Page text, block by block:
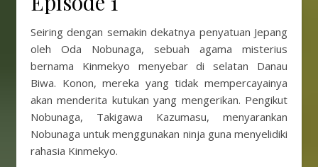
Seiring dengan semakin dekatnya penyatuan Jepang
oleh Oda Nobunaga, sebuah agama misterius
bernama Kinmekyo menyebar di selatan Danau
Biwa. Konon, mereka yang tidak mempercayainya
akan menderita kutukan yang mengerikan. Pengikut
Nobunaga, Takigawa Kazumasu, menyarankan
Nobunaga untuk menggunakan ninja guna menyelidiki
rahasia Kinmekyo.